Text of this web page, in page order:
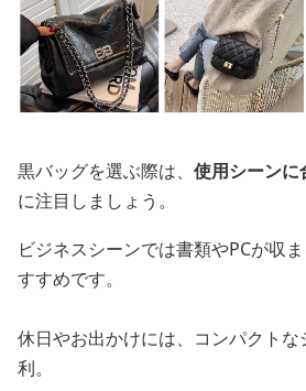
黒バッグを選ぶ際は、 使用シーンに
に注目しましょう。
ビジネスシーンでは書類やPCが収
すすめです。
休日やお出かけには、コンパクト
利。